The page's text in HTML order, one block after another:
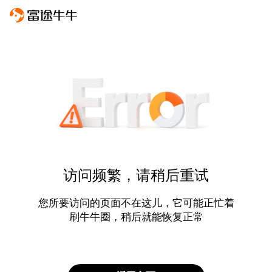
访问频繁，请稍后重试
您所要访问的页面不在这儿，它可能正忙着
刷牛牛圈，稍后就能恢复正常